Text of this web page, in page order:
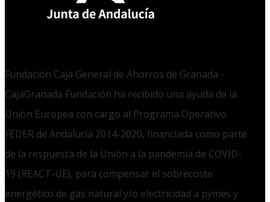
Fundación Caja General de Ahorros de Granada -
CajaGranada Fundación ha recibido una ayuda de la
Unión Europea con cargo al Programa Operativo
FEDER de Andalucía 2014-2020, financiada como parte
de la respuesta de la Unión a la pandemia de COVID-
19 (REACT-UE), para compensar el sobrecoste
energético de gas natural y/o electricidad a pymes y